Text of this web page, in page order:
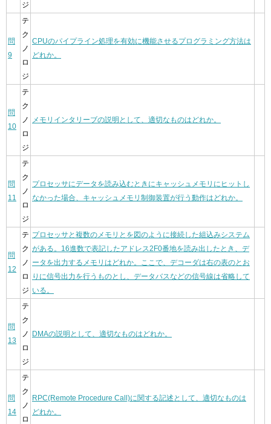
ジ
問
9
テ
ク
ノ
ロ
ジ
CPUのパイプライン処理を有効に機能させるプログラミング方法は
どれか。
問
10
テ
ク
ノ
ロ
ジ
メモリインタリーブの説明として、適切なものはどれか。
問
11
テ
ク
ノ
ロ
ジ
プロセッサにデータを読み込むときにキャッシュメモリにヒットし
なかった場合、キャッシュメモリ制御装置が行う動作はどれか。
問
12
テ
ク
ノ
ロ
ジ
プロセッサと複数のメモリとを図のように接続した組込みシステム
がある。16進数で表記したアドレス2F0番地を読み出したとき、デ
ータを出力するメモリはどれか。ここで、デコーダは右の表のとお
りに信号出力を行うものとし、データバスなどの信号線は省略して
いる。
問
13
テ
ク
ノ
ロ
ジ
DMAの説明として、適切なものはどれか。
問
14
テ
ク
ノ
ロ
RPC(Remote Procedure Call)に関する記述として、適切なものは
どれか。